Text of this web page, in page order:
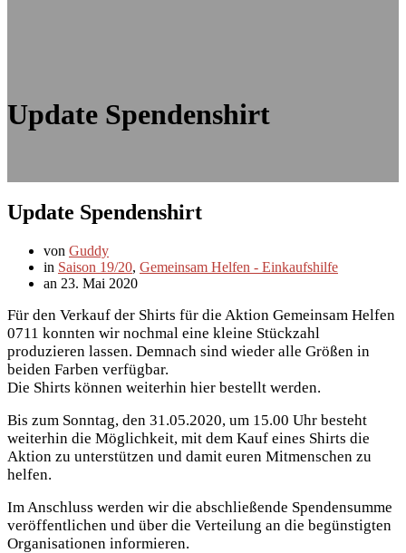
Update Spendenshirt
Update Spendenshirt
von Guddy
in Saison 19/20, Gemeinsam Helfen - Einkaufshilfe
an 23. Mai 2020
Für den Verkauf der Shirts für die Aktion Gemeinsam Helfen
0711 konnten wir nochmal eine kleine Stückzahl
produzieren lassen. Demnach sind wieder alle Größen in
beiden Farben verfügbar.
Die Shirts können weiterhin hier bestellt werden.
Bis zum Sonntag, den 31.05.2020, um 15.00 Uhr besteht
weiterhin die Möglichkeit, mit dem Kauf eines Shirts die
Aktion zu unterstützen und damit euren Mitmenschen zu
helfen.
Im Anschluss werden wir die abschließende Spendensumme
veröffentlichen und über die Verteilung an die begünstigten
Organisationen informieren.